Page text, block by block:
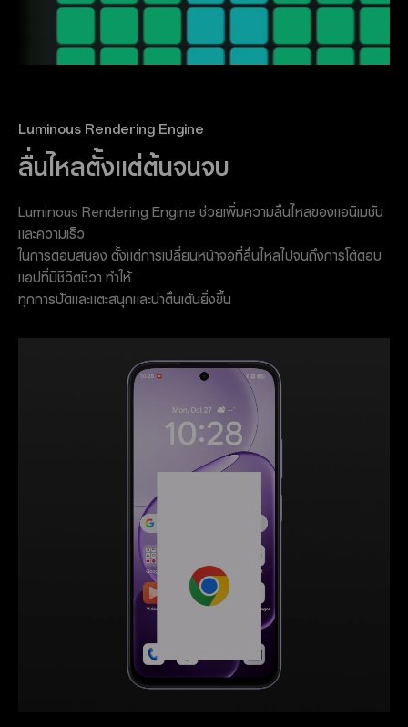
Luminous Rendering Engine
ลื่นไหลตั้งแต่ต้นจนจบ
Luminous Rendering Engine ช่วยเพิ่มความลื่นไหลของแอนิเมชัน
และความเร็ว
ในการตอบสนอง ตั้งแต่การเปลี่ยนหน้าจอที่ลื่นไหลไปจนถึงการโต้ตอบ
แอปที่มีชีวิตชีวา ทำให้
ทุกการปัดและแตะสนุกและน่าตื่นเต้นยิ่งขึ้น